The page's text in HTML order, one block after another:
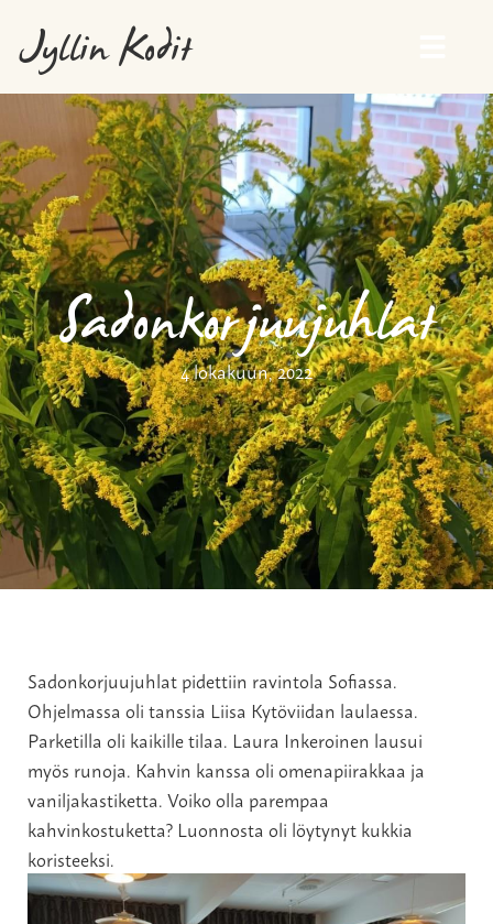
Jyllin Kodit
Sadonkorjuujuhlat
4 lokakuun, 2022
Sadonkorjuujuhlat pidettiin ravintola Sofiassa.
Ohjelmassa oli tanssia Liisa Kytöviidan laulaessa.
Parketilla oli kaikille tilaa. Laura Inkeroinen lausui
myös runoja. Kahvin kanssa oli omenapiirakkaa ja
vaniljakastiketta. Voiko olla parempaa
kahvinkostuketta? Luonnosta oli löytynyt kukkia
koristeeksi.